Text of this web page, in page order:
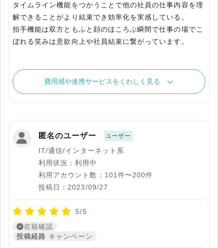
タイムライン機能をつかうことで他の社員の仕事内容を理
解できることがより結束でき効率化を実感している。
拍手機能は双方ともふと顔のほころぶ瞬間で仕事の場でこ
ぼれる笑みは意欲向上や社員結束に繋がっています。
費用感や連携サービスをくわしく見る
匿名のユーザー ユーザー
IT/通信/インターネット系
利用状況：利用中
利用アカウント数：101件〜200件
投稿日：2023/09/27
5/5
在籍確認
投稿経路 キャンペーン